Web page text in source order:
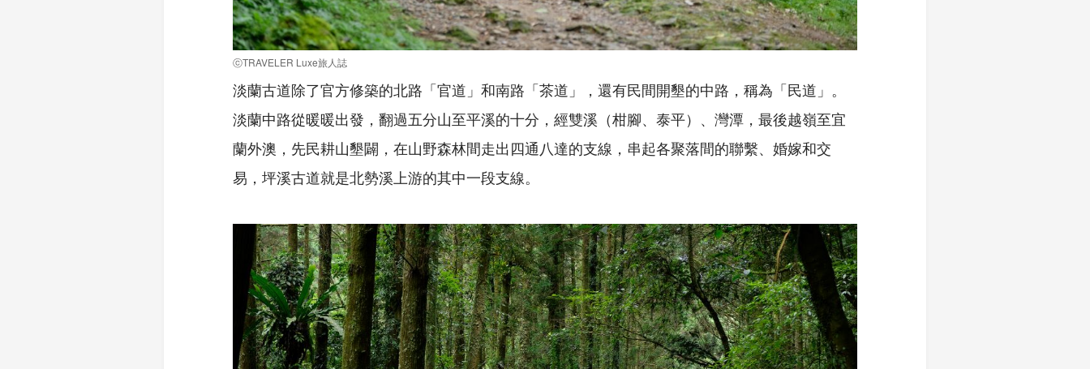
ⓒTRAVELER Luxe旅人誌
淡蘭古道除了官方修築的北路「官道」和南路「茶道」，還有民間開墾的中路，稱為「民道」。
淡蘭中路從暖暖出發，翻過五分山至平溪的十分，經雙溪（柑腳、泰平）、灣潭，最後越嶺至宜
蘭外澳，先民耕山墾闢，在山野森林間走出四通八達的支線，串起各聚落間的聯繫、婚嫁和交
易，坪溪古道就是北勢溪上游的其中一段支線。